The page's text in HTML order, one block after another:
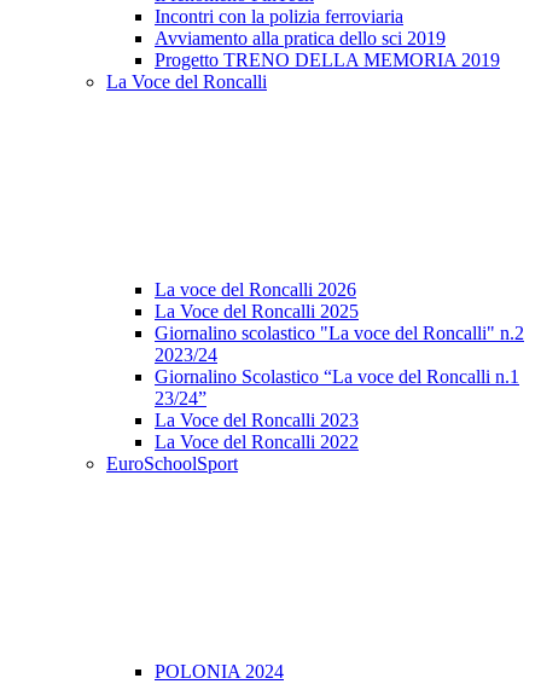
Incontri con la polizia ferroviaria
Avviamento alla pratica dello sci 2019
Progetto TRENO DELLA MEMORIA 2019
La Voce del Roncalli
La voce del Roncalli 2026
La Voce del Roncalli 2025
Giornalino scolastico "La voce del Roncalli" n.2
2023/24
Giornalino Scolastico “La voce del Roncalli n.1
23/24”
La Voce del Roncalli 2023
La Voce del Roncalli 2022
EuroSchoolSport
POLONIA 2024